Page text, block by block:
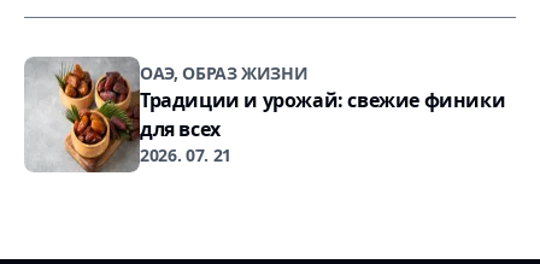
ОАЭ, ОБРАЗ ЖИЗНИ
Традиции и урожай: свежие финики
для всех
2026. 07. 21